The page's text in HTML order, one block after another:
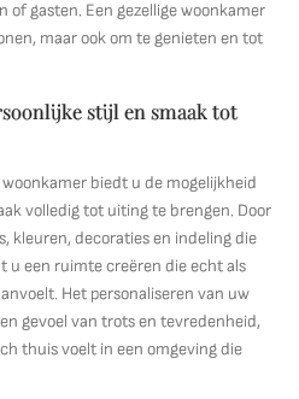
of gasten. Een gezellige woonkamer
maar ook om te genieten en tot
stijl en smaak tot
biedt u de mogelijkheid
volledig tot uiting te brengen. Door
kleuren, decoraties en indeling die
u een ruimte creëren die echt als
Het personaliseren van uw
gevoel van trots en tevredenheid,
thuis voelt in een omgeving die